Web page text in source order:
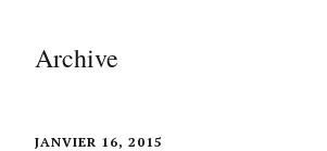
Archive
JANVIER 16, 2015